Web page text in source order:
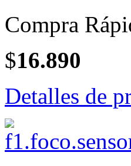
Compra
$16.890
Detalles de